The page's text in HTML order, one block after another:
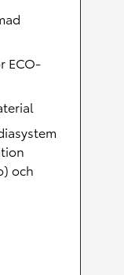
ECO-
och